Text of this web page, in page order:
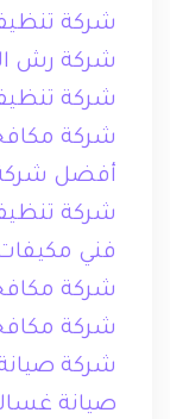
شركة تنظيف
شركة رش
شركة
شركة
أفضل
شركة
فني مكيفات
شركة
شركة
شركة
صيانة